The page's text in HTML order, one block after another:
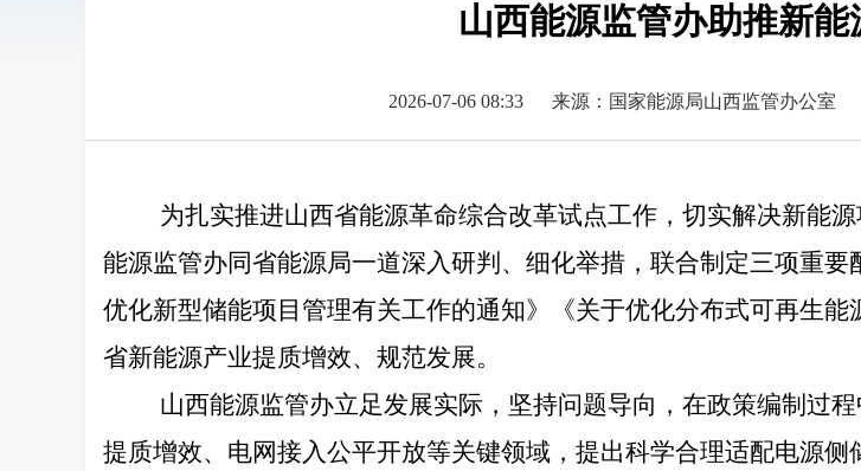
山西能源监管办助推新
2026-07-06 08:33 来源：国家能源局山西监管办公室
为扎实推进山西省能源革命综合改革试点工作，切实解决新能
能源监管办同省能源局一道深入研判、细化举措，联合制定三项重
优化新型储能项目管理有关工作的通知》《关于优化分布式可再生
省新能源产业提质增效、规范发展。
山西能源监管办立足发展实际，坚持问题导向，在政策编制过
提质增效、电网接入公平开放等关键领域，提出科学合理适配电源